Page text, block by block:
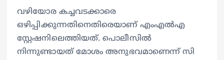
വഴിയോര കച്ചവടക്കാരെ
ഒഴിപ്പിക്കുന്നതിനെതിരെയാണ് എംഎൽഎ
സ്റ്റേഷനിലെത്തിയത്. പൊലീസിൽ
നിന്നുണ്ടായത് മോശം അനുഭവമാണെന്ന് സി